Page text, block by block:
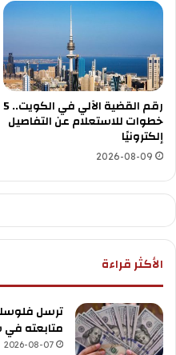
رقم القضية الآلي في الكويت.. 5
خطوات للاستعلام عن التفاصيل
إلكترونيًا
2026-08-09
الأكثر قراءة
ترسل فلوسك
متابعته في
2026-08-07